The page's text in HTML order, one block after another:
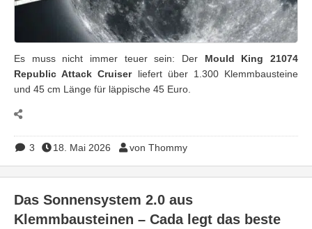
Es muss nicht immer teuer sein: Der Mould King 21074
Republic Attack Cruiserliefert über 1.300 Klemmbausteine
und 45 cm Länge für läppische 45 Euro.
3 18. Mai 2026 von Thommy
Das Sonnensystem 2.0 aus
Klemmbausteinen – Cada legt das beste